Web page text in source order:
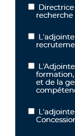
Directrice des
recherche
L'adjointe à la
L'Adjointe à la
formation,
et de la
L'adjointe au